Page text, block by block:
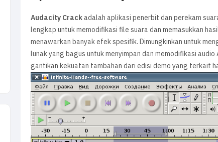
Audacity Crackadalah aplikasi penerbit dan perekam
lengkap untuk memodifikasi file suara dan memasukkan
menawarkan banyak efek spesifik. Dimungkinkan untuk
lunak yang bagus untuk menyimpan dan memodifikasi
gantikan kekuatan tambahan dari edisi demo yang terkait